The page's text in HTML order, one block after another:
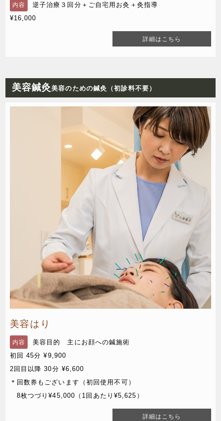
内容
逆子治療３回分＋ご自宅用お灸＋灸指導
¥16,000
詳細はこちら
美容鍼灸美容のための鍼灸（初診料不要）
美容はり
内容
美容目的 主にお顔への鍼施術
初回 45分 ¥9,900
2回目以降 30分 ¥6,600
＊回数券もございます（初回使用不可）
8枚つづり¥45,000（1回あたり¥5,625）
詳細はこちら